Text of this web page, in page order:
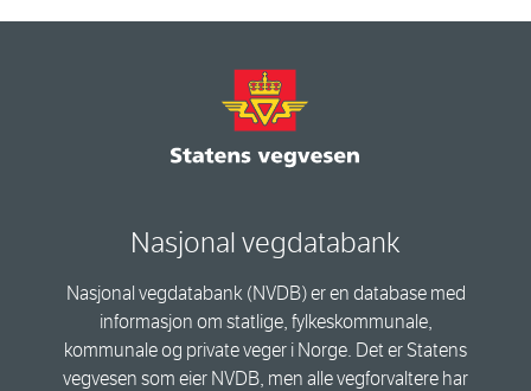
Nasjonal vegdatabank
Nasjonal vegdatabank (NVDB) er en database med
informasjon om statlige, fylkeskommunale,
kommunale og private veger i Norge. Det er Statens
vegvesen som eier NVDB, men alle vegforvaltere har